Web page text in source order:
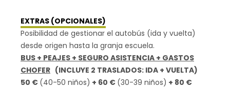
EXTRAS (OPCIONALES)
Posibilidad de gestionar el autobús (ida y vuelta)
desde origen hasta la granja escuela.
BUS + PEAJES + SEGURO ASISTENCIA + GASTOS
CHOFER (INCLUYE 2 TRASLADOS: IDA + VUELTA)
50 € (40-50 niños) + 60 € (30-39 niños) + 80 €